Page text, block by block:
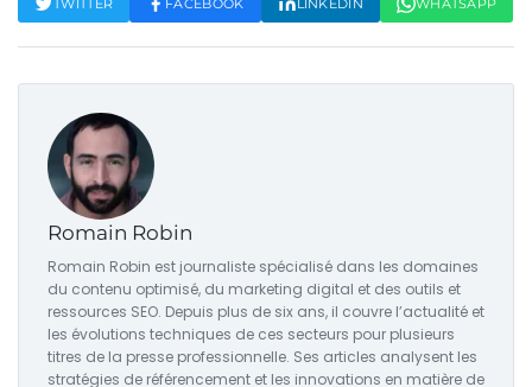
Romain Robin
Romain Robin est journaliste spécialisé dans les domaines
du contenu optimisé, du marketing digital et des outils et
ressources SEO. Depuis plus de six ans, il couvre l’actualité et
les évolutions techniques de ces secteurs pour plusieurs
titres de la presse professionnelle. Ses articles analysent les
stratégies de référencement et les innovations en matière de